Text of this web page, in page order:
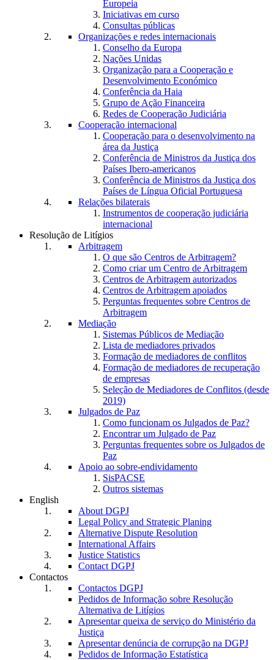
Europeia
Iniciativas em curso
Consultas públicas
Organizações e redes internacionais
Conselho da Europa
Nações Unidas
Organização para a Cooperação e
Desenvolvimento Económico
Conferência da Haia
Grupo de Ação Financeira
Redes de Cooperação Judiciária
Cooperação internacional
Cooperação para o desenvolvimento na
área da Justiça
Conferência de Ministros da Justiça dos
Países Ibero-americanos
Conferência de Ministros da Justiça dos
Países de Língua Oficial Portuguesa
Relações bilaterais
Instrumentos de cooperação judiciária
internacional
Resolução de Litígios
Arbitragem
O que são Centros de Arbitragem?
Como criar um Centro de Arbitragem
Centros de Arbitragem autorizados
Centros de Arbitragem apoiados
Perguntas frequentes sobre Centros de
Arbitragem
Mediação
Sistemas Públicos de Mediação
Lista de mediadores privados
Formação de mediadores de conflitos
Formação de mediadores de recuperação
de empresas
Seleção de Mediadores de Conflitos (desde
2019)
Julgados de Paz
Como funcionam os Julgados de Paz?
Encontrar um Julgado de Paz
Perguntas frequentes sobre os Julgados de
Paz
Apoio ao sobre-endividamento
SisPACSE
Outros sistemas
English
About DGPJ
Legal Policy and Strategic Planing
Alternative Dispute Resolution
International Affairs
Justice Statistics
Contact DGPJ
Contactos
Contactos DGPJ
Pedidos de Informação sobre Resolução
Alternativa de Litígios
Apresentar queixa de serviço do Ministério da
Justiça
Apresentar denúncia de corrupção na DGPJ
Pedidos de Informação Estatística